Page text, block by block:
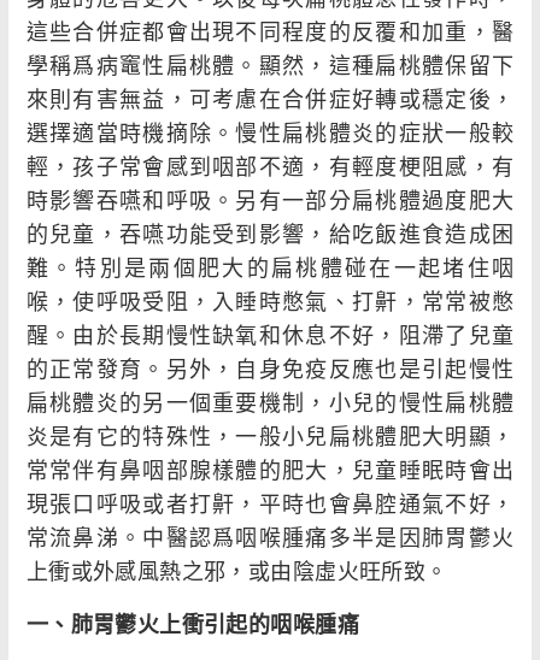
這些合併症都會出現不同程度的反覆和加重，醫
學稱爲病竈性扁桃體。顯然，這種扁桃體保留下
來則有害無益，可考慮在合併症好轉或穩定後，
選擇適當時機摘除。慢性扁桃體炎的症狀一般較
輕，孩子常會感到咽部不適，有輕度梗阻感，有
時影響吞嚥和呼吸。另有一部分扁桃體過度肥大
的兒童，吞嚥功能受到影響，給吃飯進食造成困
難。特別是兩個肥大的扁桃體碰在一起堵住咽
喉，使呼吸受阻，入睡時憋氣、打鼾，常常被憋
醒。由於長期慢性缺氧和休息不好，阻滯了兒童
的正常發育。另外，自身免疫反應也是引起慢性
扁桃體炎的另一個重要機制，小兒的慢性扁桃體
炎是有它的特殊性，一般小兒扁桃體肥大明顯，
常常伴有鼻咽部腺樣體的肥大，兒童睡眠時會出
現張口呼吸或者打鼾，平時也會鼻腔通氣不好，
常流鼻涕。中醫認爲咽喉腫痛多半是因肺胃鬱火
上衝或外感風熱之邪，或由陰虛火旺所致。
一、肺胃鬱火上衝引起的咽喉腫痛